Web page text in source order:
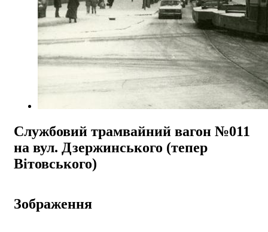
Службовий трамвайний вагон №011
на вул. Дзержинського (тепер
Вітовського)
Зображення